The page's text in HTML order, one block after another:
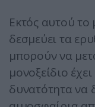
Εκτός αυτού το
δεσμεύει τα
μπορούν να
μονοξείδιο
δυνατότητα να